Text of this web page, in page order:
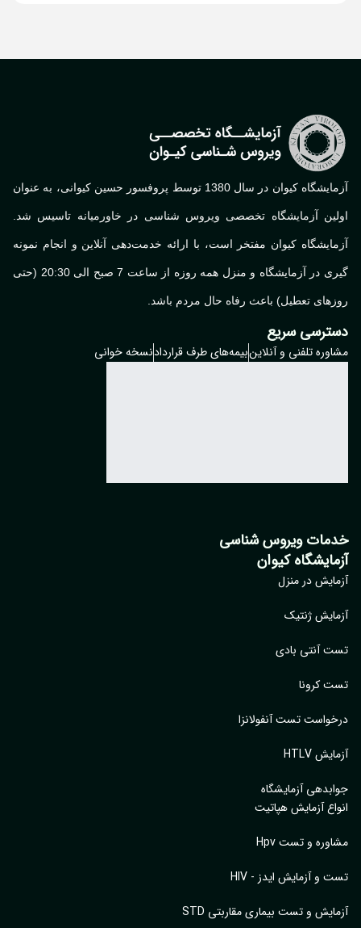
آزمایشگاه کیوان در سال 1380 توسط پروفسور حسین کیوانی، به عنوان
اولین آزمایشگاه تخصصی ویروس شناسی در خاورمیانه تاسیس شد.
آزمایشگاه کیوان مفتخر است، با ارائه خدمت‌دهی آنلاین و انجام نمونه
گیری در آزمایشگاه و منزل همه روزه از ساعت 7 صبح الی 20:30 (حتی
روزهای تعطیل) باعث رفاه حال مردم باشد.
دسترسی سریع
مشاوره تلفنی و آنلاینبیمه‌های طرف قراردادنسخه خوانی
خدمات ویروس شناسی
آزمایشگاه کیوان
آزمایش در منزل
آزمایش ژنتیک
تست آنتی بادی
تست کرونا
درخواست تست آنفولانزا
آزمایش HTLV
جوابدهی آزمایشگاه
انواع آزمایش هپاتیت
مشاوره و تست Hpv
تست و آزمایش ایدز - HIV
آزمایش و تست بیماری مقاربتی STD